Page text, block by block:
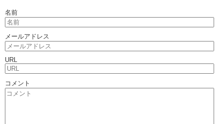
名前
メールアドレス
URL
コメント